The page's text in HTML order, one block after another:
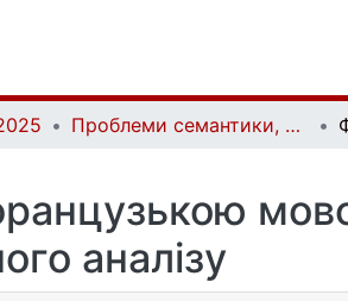
Проблеми семантики, прагматики та когнітивної лінгвістики. Випуск 48
аналізу